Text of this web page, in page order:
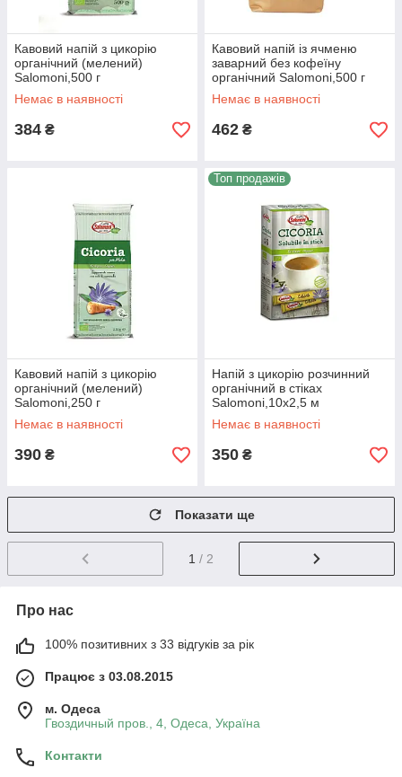
Кавовий напій з цикорію
органічний (мелений)
Salomoni,500 г
Немає в наявності
384 ₴
Кавовий напій із ячменю
заварний без кофеїну
органічний Salomoni,500 г
Немає в наявності
462 ₴
Кавовий напій з цикорію
органічний (мелений)
Salomoni,250 г
Немає в наявності
390 ₴
Топ продажів
Напій з цикорію розчинний
органічний в стіках
Salomoni,10х2,5 м
Немає в наявності
350 ₴
Показати ще
1 / 2
Про нас
100% позитивних з 33 відгуків за рік
Працює з 03.08.2015
м. Одеса
Гвоздичный пров., 4, Одеса, Україна
Контакти